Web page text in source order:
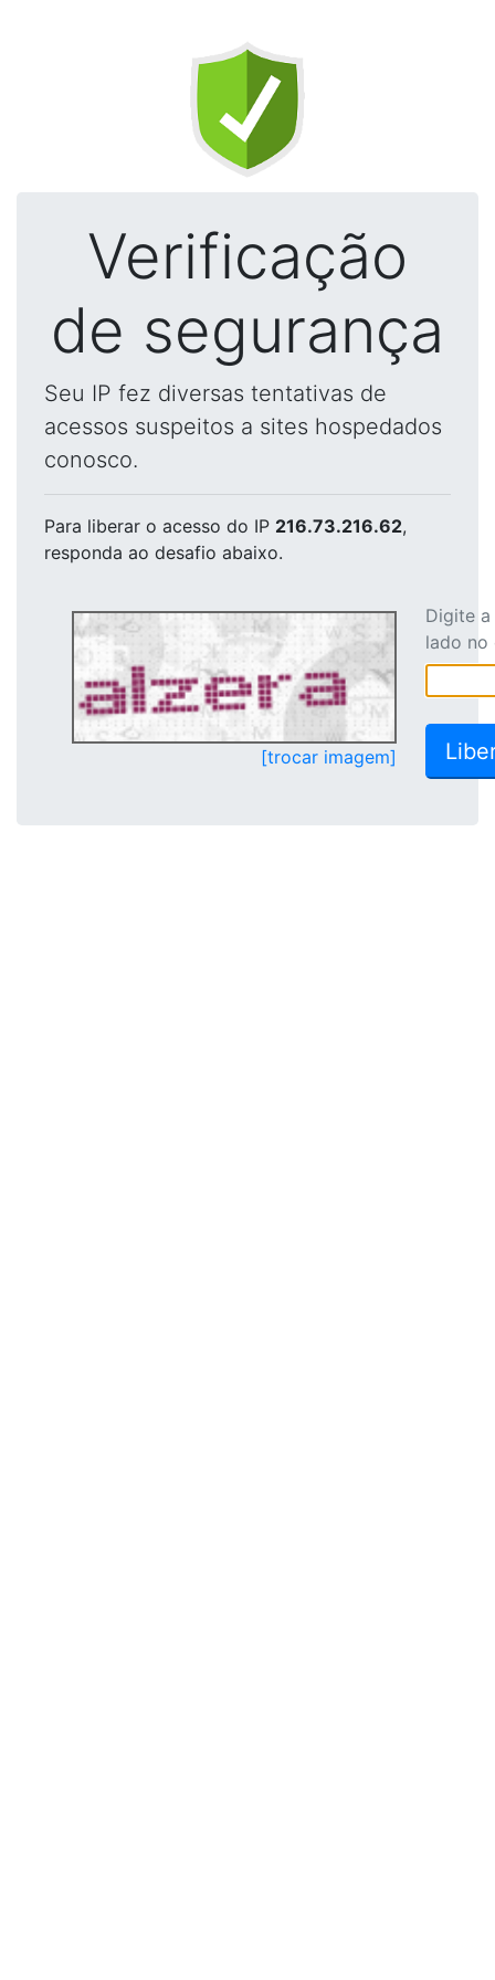
Verificação
de segurança
Seu IP fez diversas tentativas de
acessos suspeitos a sites hospedados
conosco.
Para liberar o acesso do IP 216.73.216.62,
responda ao desafio abaixo.
[trocar imagem]
Digite
lado no